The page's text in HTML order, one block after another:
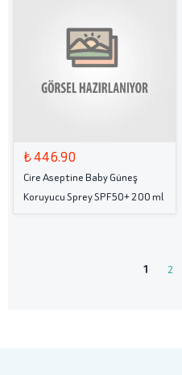
₺ 446.90
Cire Aseptine Baby Güneş
Koruyucu Sprey SPF50+ 200 ml
1 2